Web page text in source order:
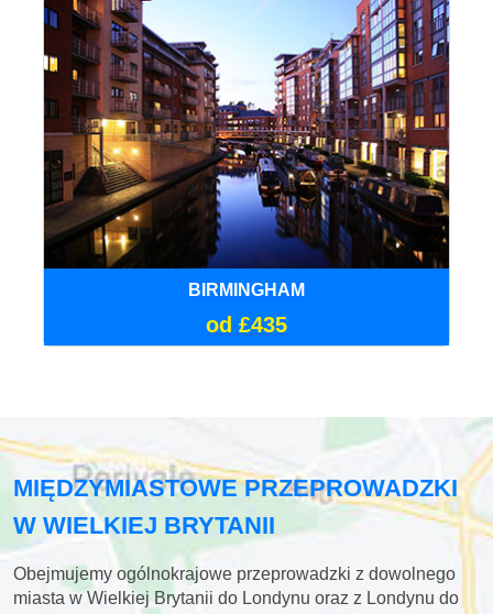
BIRMINGHAM
od £435
MIĘDZYMIASTOWE PRZEPROWADZKI
W WIELKIEJ BRYTANII
Obejmujemy ogólnokrajowe przeprowadzki z dowolnego
miasta w Wielkiej Brytanii do Londynu oraz z Londynu do